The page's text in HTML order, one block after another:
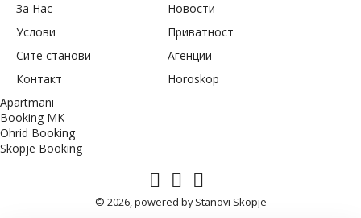
За Нас
Новости
Услови
Приватност
Сите станови
Агенции
Контакт
Horoskop
Apartmani
Booking MK
Ohrid Booking
Skopje Booking
© 2026, powered byStanovi Skopje